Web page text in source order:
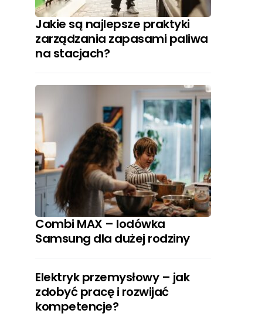
Jakie są najlepsze praktyki
zarządzania zapasami paliwa
na stacjach?
Combi MAX – lodówka
Samsung dla dużej rodziny
Elektryk przemysłowy – jak
zdobyć pracę i rozwijać
kompetencje?